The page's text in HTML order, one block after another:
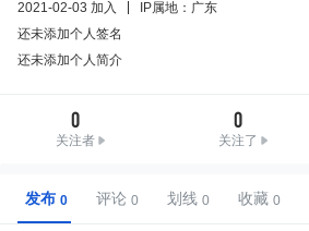
2021-02-03 加入
IP属地：广东
还未添加个人签名
还未添加个人简介
0
关注者
0
关注了
发布 评论 划线 收藏